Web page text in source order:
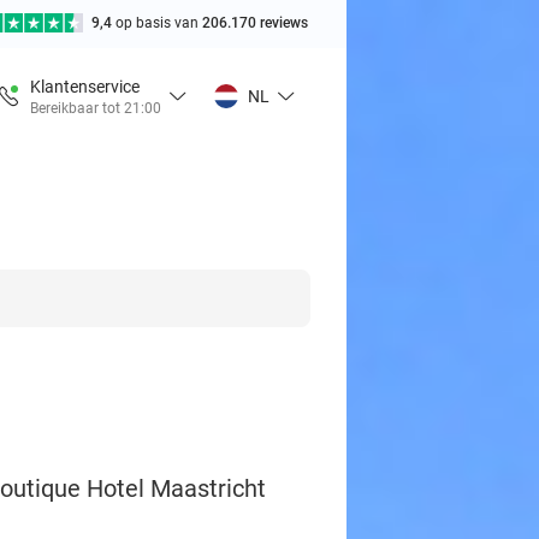
9,4 op basis van 206.170 reviews
Klantenservice
Bereikbaar tot 21:00
NL
Hotel Maastricht